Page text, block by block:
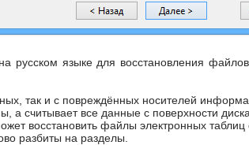
русском языке для восстановления
так и с повреждённых носителей
а считывает все данные с поверхности
восстановить файлы электронных таблиц
разбиты на разделы.